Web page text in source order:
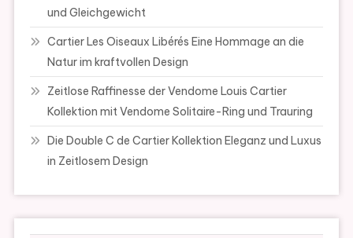
und Gleichgewicht
Cartier Les Oiseaux Libérés Eine Hommage an die
Natur im kraftvollen Design
Zeitlose Raffinesse der Vendome Louis Cartier
Kollektion mit Vendome Solitaire-Ring und Trauring
Die Double C de Cartier Kollektion Eleganz und Luxus
in Zeitlosem Design